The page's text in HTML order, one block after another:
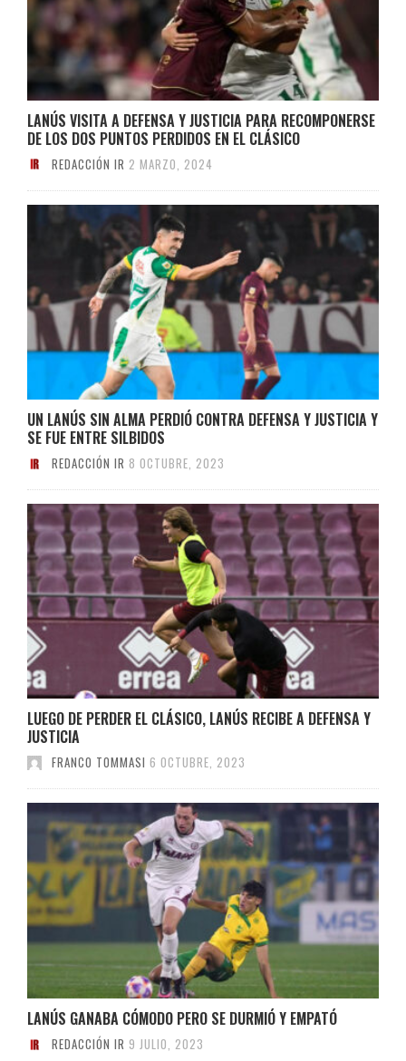
LANÚS VISITA A DEFENSA Y JUSTICIA PARA RECOMPONERSE
DE LOS DOS PUNTOS PERDIDOS EN EL CLÁSICO
REDACCIÓN IR 2 MARZO, 2024
UN LANÚS SIN ALMA PERDIÓ CONTRA DEFENSA Y JUSTICIA Y
SE FUE ENTRE SILBIDOS
REDACCIÓN IR 8 OCTUBRE, 2023
LUEGO DE PERDER EL CLÁSICO, LANÚS RECIBE A DEFENSA Y
JUSTICIA
FRANCO TOMMASI 6 OCTUBRE, 2023
LANÚS GANABA CÓMODO PERO SE DURMIÓ Y EMPATÓ
REDACCIÓN IR 9 JULIO, 2023